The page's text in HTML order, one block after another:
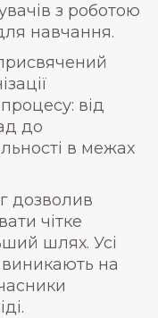
з роботою
навчання.
від
до
в межах
дозволив
чітке
шлях. Усі
виникають на